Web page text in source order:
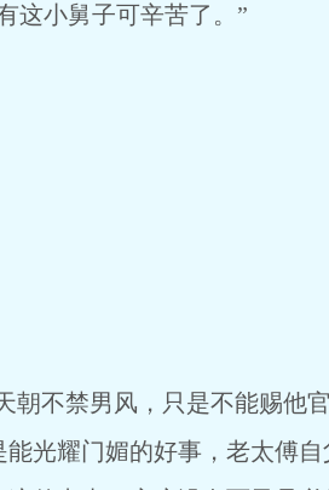
小舅子可辛苦了。”
不禁男风，只是不能赐他
光耀门媚的好事，老太傅